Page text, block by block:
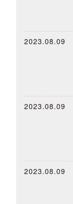
2023.08.09
2023.08.09
2023.08.09